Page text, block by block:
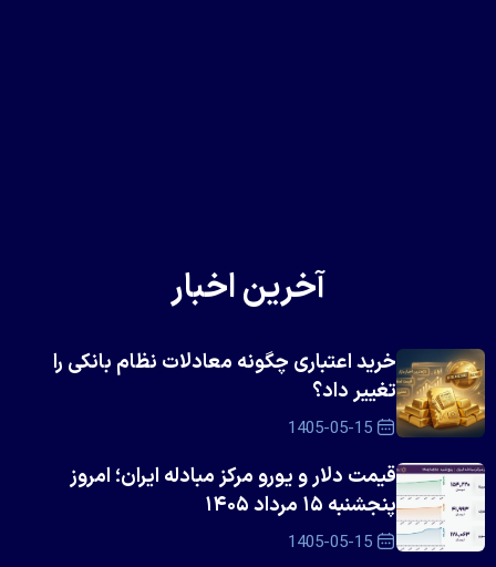
آخرین اخبار
خرید اعتباری چگونه معادلات نظام بانکی را
تغییر داد؟
1405-05-15
قیمت دلار و یورو مرکز مبادله ایران؛ امروز
پنجشنبه ۱۵ مرداد ۱۴۰۵
1405-05-15